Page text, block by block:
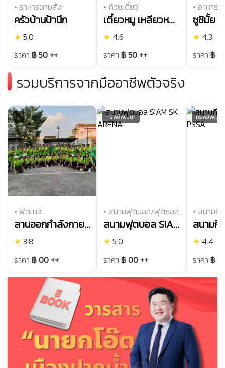
• อาหารตามสั่ง
ครัวบ้านป้านึก
★ 5.0
ราคา ฿ 50 ++
• ก๋วยเตี๋ยว
เตี๋ยวหมู เหลียวหลัง
★ 4.6
ราคา฿ 50 ++
• อาหาร
ซูชิมั้ย
★ 4.3
ราคา฿
รวมบริการจากมืออาชีพตัวจริง
...
• ฟิตเนส
ลานออกกำลังกายทรัพย์ดินทอง (แอโรบิก)
★ 3.8
ราคา ฿ 00 ++
ทรัพย์พัฒนา
• สนามฟุตบอล/ฟุตซอล
สนามฟุตบอล SIAM SK ARENA
★ 5.0
ราคา฿ 00 ++
ทรัพย์พัฒนา
• สนามยิ
★ 4.4
ราคา฿